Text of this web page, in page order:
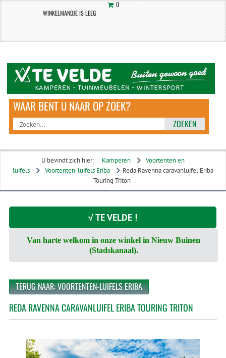
0
WINKELMANDJE IS LEEG
ZOEKEN
U bevindt zich hier: Kamperen
Voortenten en
luifels
Voortenten-luifels Eriba
Reda Ravenna caravanluifel Eriba
Touring Triton
√ TE VELDE !
Van harte welkom in onze winkel in Nieuw Buinen
(Stadskanaal).
TERUG NAAR: VOORTENTEN-LUIFELS ERIBA
REDA RAVENNA CARAVANLUIFEL ERIBA TOURING TRITON